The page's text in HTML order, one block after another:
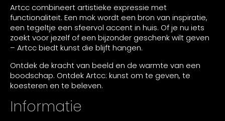
Artcc combineert artistieke expressie met
functionaliteit. Een mok wordt een bron van inspiratie,
een tegeltje een sfeervol accent in huis. Of je nu iets
zoekt voor jezelf of een bijzonder geschenk wilt geven
– Artcc biedt kunst die blijft hangen.
Ontdek de kracht van beeld en de warmte van een
boodschap. Ontdek Artcc: kunst om te geven, te
koesteren en te beleven.
Informatie